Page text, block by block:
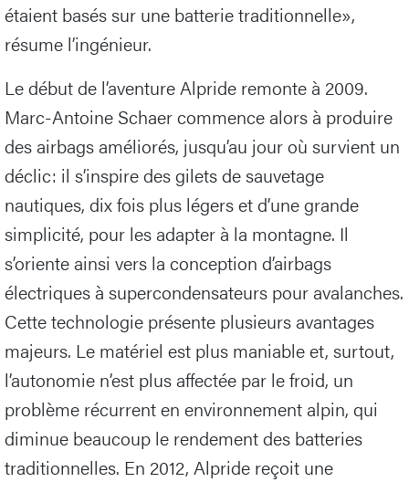
étaient basés sur une batterie traditionnelle»,
résume l’ingénieur.
Le début de l’aventure Alpride remonte à 2009.
Marc-Antoine Schaer commence alors à produire
des airbags améliorés, jusqu’au jour où survient un
déclic: il s’inspire des gilets de sauvetage
nautiques, dix fois plus légers et d’une grande
simplicité, pour les adapter à la montagne. Il
s’oriente ainsi vers la conception d’airbags
électriques à supercondensateurs pour avalanches.
Cette technologie présente plusieurs avantages
majeurs. Le matériel est plus maniable et, surtout,
l’autonomie n’est plus affectée par le froid, un
problème récurrent en environnement alpin, qui
diminue beaucoup le rendement des batteries
traditionnelles. En 2012, Alpride reçoit une